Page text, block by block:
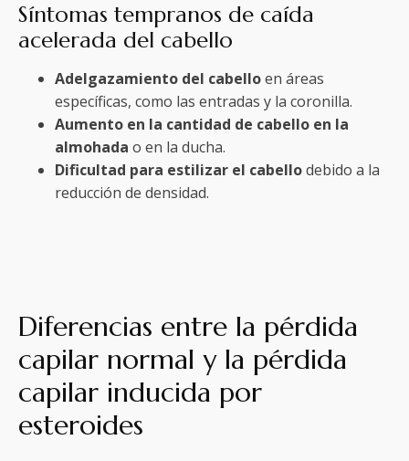
Síntomas tempranos de caída
acelerada del cabello
Adelgazamiento del cabelloen áreas
específicas, como las entradas y la coronilla.
Aumento en la cantidad de cabello en la
almohada o en la ducha.
Dificultad para estilizar el cabellodebido a la
reducción de densidad.
Diferencias entre la pérdida
capilar normal y la pérdida
capilar inducida por
esteroides